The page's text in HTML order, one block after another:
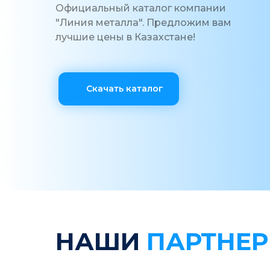
Скачать каталог
Официальный каталог компании
"Линия металла". Предложим вам
лучшие цены в Казахстане!
НАШИ